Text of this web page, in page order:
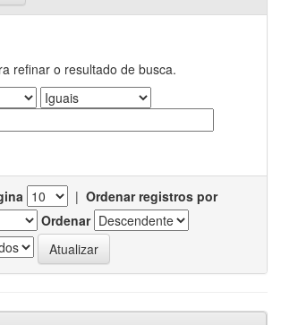
refinar o resultado de busca.
| Ordenar registros por
Ordenar